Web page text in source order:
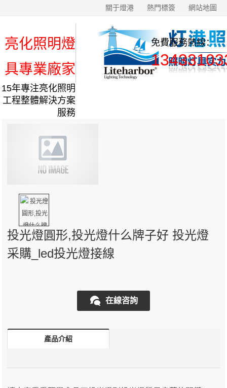
關于燈港 熱門標簽 網站地圖
亮化照明燈
具專業廠家
15年專注亮化照明
工程整體解決方案
服務
免費服務熱線：
投光燈圓形,投光燈什么牌子好 投光燈
采購_led投光燈接線
在線咨詢
產品介紹